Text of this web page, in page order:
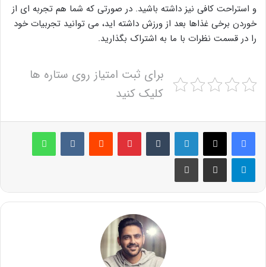
و استراحت کافی نیز داشته باشید. در صورتی که شما هم تجربه ای از
خوردن برخی غذاها بعد از ورزش داشته اید، می توانید تجربیات خود
را در قسمت نظرات با ما به اشتراک بگذارید.
برای ثبت امتیاز روی ستاره ها
کلیک کنید
لینکدین ‫تامبلر پینترست‫رددیت ‫VKontakteواتس آپ
تلگرام اشتراک گذاری از طریق ایمیل چاپ